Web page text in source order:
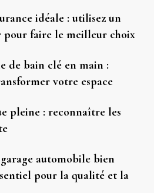
idéale : utilisez un
pour faire le meilleur choix
de bain clé en main :
votre espace
pleine : reconnaître les
automobile bien
pour la qualité et la